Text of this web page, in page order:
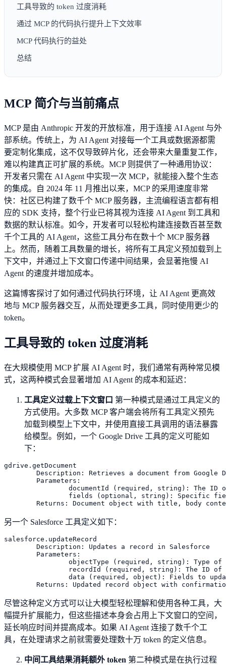
工具导致的 token 过度消耗
通过 MCP 的代码执行提升上下文效率
MCP 代码执行的益处
总结
MCP 简介与当前痛点
MCP 是由 Anthropic 开发的开放标准，用于连接 AI Agent 与外
部系统。传统上，为 AI Agent 对接每一个工具或数据源都需
要定制化集成，这不仅导致碎片化，还会带来大量重复工作，
难以构建真正可扩展的系统。MCP 则提供了一种通用协议：
开发者只需在 AI Agent 中实现一次 MCP，就能接入整个生态
的集成。自 2024 年 11 月推出以来，MCP 的采用速度非常
快：社区已构建了数千个 MCP 服务器，主流编程语言都有相
应的 SDK 支持，整个行业已将其视为连接 AI Agent 到工具和
数据的默认标准。如今，开发者可以轻松构建连接数百甚至数
千个工具的 AI Agent，这些工具分布在数十个 MCP 服务器
上。然而，随着工具数量的增长，将所有工具定义预加载到上
下文中，并通过上下文窗口传递中间结果，会显著拖慢 AI
Agent 的速度并增加成本。
这篇博客探讨了如何通过代码执行环境，让 AI Agent 更高效
地与 MCP 服务器交互，从而处理更多工具，同时使用更少的
token。
工具导致的 token 过度消耗
在大规模使用 MCP 扩展 AI Agent 时，我们通常有两种常见模
式，这两种模式会显著增加 AI Agent 的成本和延迟：
工具定义过载上下文窗口 第一种模式是通过工具定义的
方式使用。大多数 MCP 客户端会将所有工具定义预先
加载到模型上下文中，并使用直接工具调用的语法暴露
给模型。例如，一个 Google Drive 工具的定义可能如
下：
gdrive.getDocument
另一个 Salesforce 工具定义如下：
salesforce.updateRecord
尽管这种定义方式可以让大模型轻松理解和使用各种工具，大
幅提升扩展能力，但这些描述本身会占用上下文窗口的空间，
延长响应时间并提高成本。如果 AI Agent 连接了数千个工
具，在处理请求之前就需要处理数十万 token 的定义信息。
中间工具结果消耗额外 token 第二种模式是在执行过程